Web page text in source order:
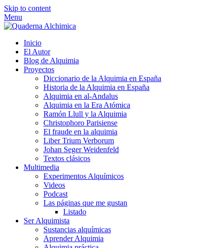
Skip to content
Menu
Inicio
El Autor
Blog de Alquimia
Proyectos
Diccionario de la Alquimia en España
Historia de la Alquimia en España
Alquimia en al-Andalus
Alquimia en la Era Atómica
Ramón Llull y la Alquimia
Christophoro Parisiense
El fraude en la alquimia
Liber Trium Verborum
Johan Seger Weidenfeld
Textos clásicos
Multimedia
Experimentos Alquímicos
Videos
Podcast
Las páginas que me gustan
Listado
Ser Alquimista
Sustancias alquímicas
Aprender Alquimia